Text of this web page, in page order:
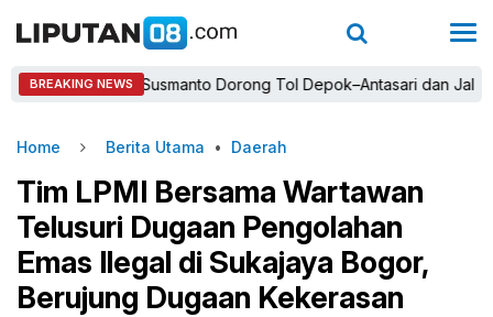
BREAKING NEWS
Rudy Susmanto Dorong Tol Depok–Antasari dan Jalan Tambang
Home Berita Utama • Daerah
Tim LPMI Bersama Wartawan
Telusuri Dugaan Pengolahan
Emas Ilegal di Sukajaya Bogor,
Berujung Dugaan Kekerasan